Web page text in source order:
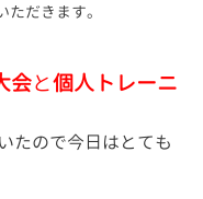
だきます。
会と個人トレーニ
たので今日はとても